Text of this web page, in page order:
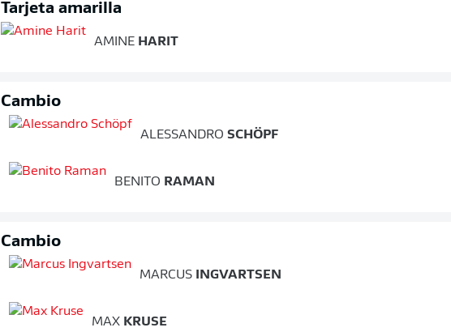
Tarjeta amarilla
AMINE HARIT
Cambio
ALESSANDRO SCHÖPF
BENITO RAMAN
Cambio
MARCUS INGVARTSEN
MAX KRUSE